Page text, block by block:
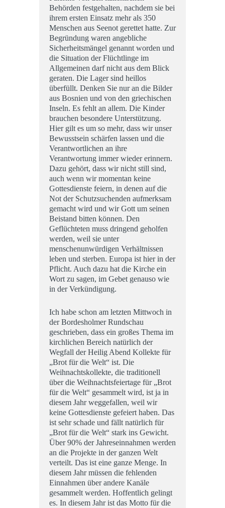
Behörden festgehalten, nachdem sie bei
ihrem ersten Einsatz mehr als 350
Menschen aus Seenot gerettet hatte. Zur
Begründung waren angebliche
Sicherheitsmängel genannt worden und
die Situation der Flüchtlinge im
Allgemeinen darf nicht aus dem Blick
geraten. Die Lager sind heillos
überfüllt. Denken Sie nur an die Bilder
aus Bosnien und von den griechischen
Inseln. Es fehlt an allem. Die Kinder
brauchen besondere Unterstützung.
Hier gilt es um so mehr, dass wir unser
Bewusstsein schärfen lassen und die
Verantwortlichen an ihre
Verantwortung immer wieder erinnern.
Dazu gehört, dass wir nicht still sind,
auch wenn wir momentan keine
Gottesdienste feiern, in denen auf die
Not der Schutzsuchenden aufmerksam
gemacht wird und wir Gott um seinen
Beistand bitten können. Den
Geflüchteten muss dringend geholfen
werden, weil sie unter
menschenunwürdigen Verhältnissen
leben und sterben. Europa ist hier in der
Pflicht. Auch dazu hat die Kirche ein
Wort zu sagen, im Gebet genauso wie
in der Verkündigung.
Ich habe schon am letzten Mittwoch in
der Bordesholmer Rundschau
geschrieben, dass ein großes Thema im
kirchlichen Bereich natürlich der
Wegfall der Heilig Abend Kollekte für
„Brot für die Welt“ ist. Die
Weihnachtskollekte, die traditionell
über die Weihnachtsfeiertage für „Brot
für die Welt“ gesammelt wird, ist ja in
diesem Jahr weggefallen, weil wir
keine Gottesdienste gefeiert haben. Das
ist sehr schade und fällt natürlich für
„Brot für die Welt“ stark ins Gewicht.
Über 90% der Jahreseinnahmen werden
an die Projekte in der ganzen Welt
verteilt. Das ist eine ganze Menge. In
diesem Jahr müssen die fehlenden
Einnahmen über andere Kanäle
gesammelt werden. Hoffentlich gelingt
es. In diesem Jahr ist das Motto für die